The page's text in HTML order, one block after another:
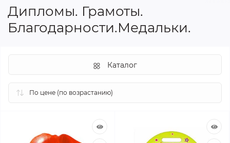
Дипломы. Грамоты.
Благодарности.Медальки.
Каталог